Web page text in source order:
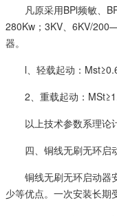
凡原采用BPl频敏、
280Kw；3KV、6KV/
器。
l、轻载起动：
2、重载起动：
以上技术参数系理论
四、铜线无刷无环启
铜线无刷无环启动器
少等优点。一次安装长期